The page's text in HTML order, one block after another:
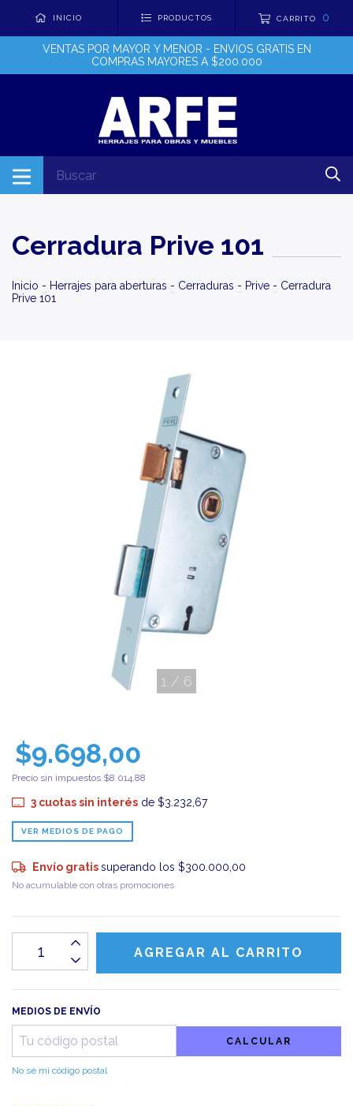
INICIO PRODUCTOS CARRITO 0
VENTAS POR MAYOR Y MENOR - ENVIOS GRATIS EN
COMPRAS MAYORES A $200.000
Cerradura Prive 101
Inicio - Herrajes para aberturas - Cerraduras - Prive - Cerradura
Prive 101
1 / 6
$9.698,00
Precio sin impuestos $8.014,88
3cuotas sin interésde $3.232,67
VER MEDIOS DE PAGO
Envío gratissuperando los $300.000,00
No acumulable con otras promociones
MEDIOS DE ENVÍO
CALCULAR
No sé mi código postal